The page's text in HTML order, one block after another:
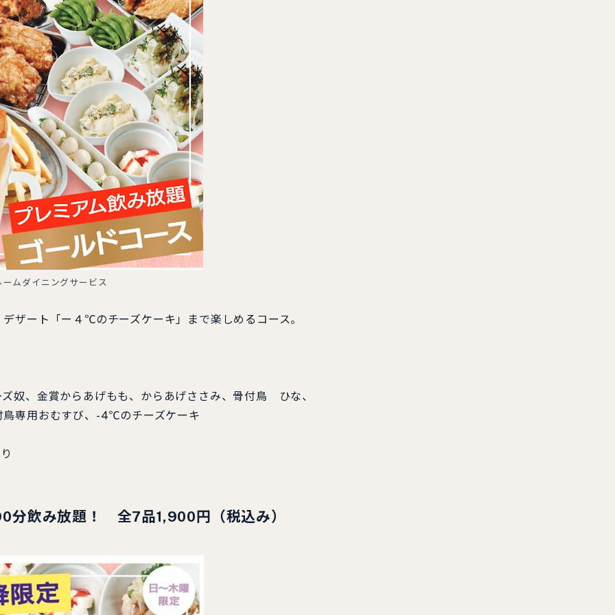
ームダイニングサービス
ート「ー４℃のチーズケーキ」まで楽しめるコース。
奴、金賞からあげもも、からあげささみ、骨付鳥 ひな、
鳥専用おむすび、-4℃のチーズケーキ
分飲み放題！ 全7品1,900円（税込み）